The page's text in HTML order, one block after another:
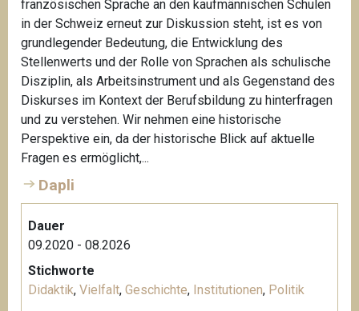
französischen Sprache an den kaufmännischen Schulen
in der Schweiz erneut zur Diskussion steht, ist es von
grundlegender Bedeutung, die Entwicklung des
Stellenwerts und der Rolle von Sprachen als schulische
Disziplin, als Arbeitsinstrument und als Gegenstand des
Diskurses im Kontext der Berufsbildung zu hinterfragen
und zu verstehen. Wir nehmen eine historische
Perspektive ein, da der historische Blick auf aktuelle
Fragen es ermöglicht,...
Dapli
Dauer
09.2020 - 08.2026
Stichworte
Didaktik, Vielfalt, Geschichte, Institutionen, Politik